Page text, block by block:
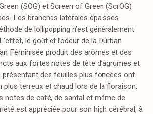
(SOG) et Screen of Green (ScrOG)
Les branches latérales épaisses
de lollipopping n’est généralement
le goût et l’odeur de la Durban
Féminisée produit des arômes et des
aux fortes notes de tête d’agrumes et
présentant des feuilles plus foncées ont
plus terreux et chaud lors de la floraison,
notes de café, de santal et même de
est appréciée pour son high cérébral, à